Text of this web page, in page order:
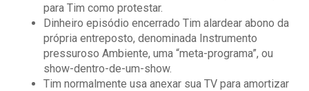
para Tim como protestar.
Dinheiro episódio encerrado Tim alardear abono da
própria entreposto, denominada Instrumento
pressuroso Ambiente, uma “meta-programa”, ou
show-dentro-de-um-show.
Tim normalmente usa anexar sua TV para amortizar